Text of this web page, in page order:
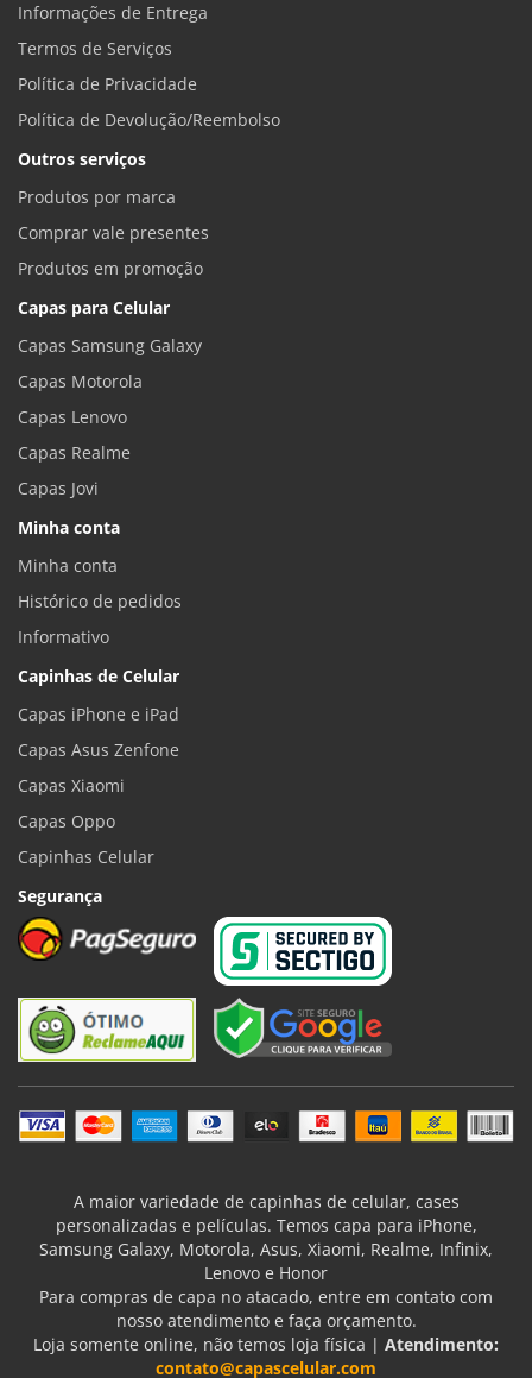
Informações de Entrega
Termos de Serviços
Política de Privacidade
Política de Devolução/Reembolso
Outros serviços
Produtos por marca
Comprar vale presentes
Produtos em promoção
Capas para Celular
Capas Samsung Galaxy
Capas Motorola
Capas Lenovo
Capas Realme
Capas Jovi
Minha conta
Minha conta
Histórico de pedidos
Informativo
Capinhas de Celular
Capas iPhone e iPad
Capas Asus Zenfone
Capas Xiaomi
Capas Oppo
Capinhas Celular
Segurança
A maior variedade de capinhas de celular, cases
personalizadas e películas. Temos capa para iPhone,
Samsung Galaxy, Motorola, Asus, Xiaomi, Realme, Infinix,
Lenovo e Honor
Para compras de capa no atacado, entre em contato com
nosso atendimento e faça orçamento.
Loja somente online, não temos loja física | Atendimento:
contato@capascelular.com